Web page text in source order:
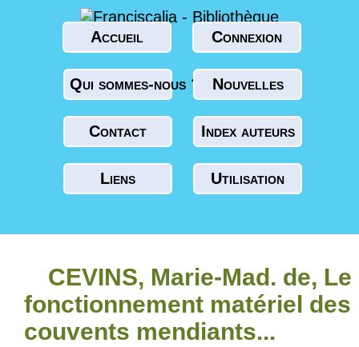
Accueil Connexion
Qui sommes-nous ? Nouvelles
Contact Index auteurs
Liens Utilisation
CEVINS, Marie-Mad. de, Le
fonctionnement matériel des
couvents mendiants...